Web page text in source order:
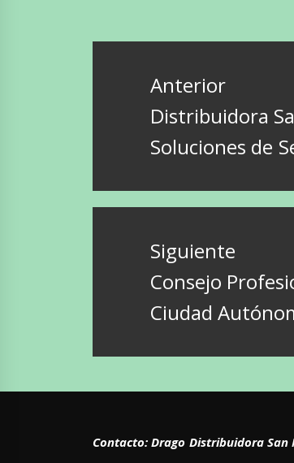
Navegación
entradas
Anterior
Entrada
anterior:
Distribuidora
Soluciones de
Siguiente
Entrada
siguiente:
Consejo
Ciudad
Contacto: Drago Distribuidora San